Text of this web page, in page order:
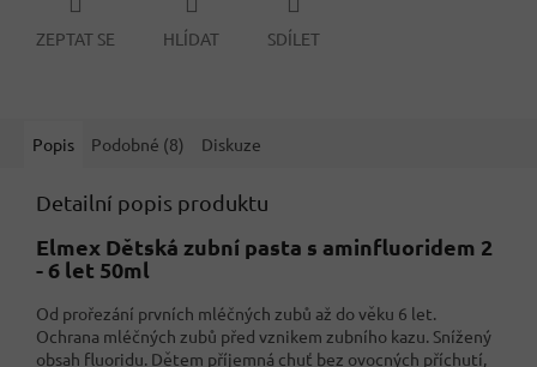
ZEPTAT SE HLÍDAT SDÍLET
Popis Podobné (8) Diskuze
Detailní popis produktu
Elmex Dětská zubní pasta s aminfluoridem 2
- 6 let 50ml
Od prořezání prvních mléčných zubů až do věku 6 let.
Ochrana mléčných zubů před vznikem zubního kazu. Snížený
obsah fluoridu. Dětem příjemná chuť bez ovocných příchutí,